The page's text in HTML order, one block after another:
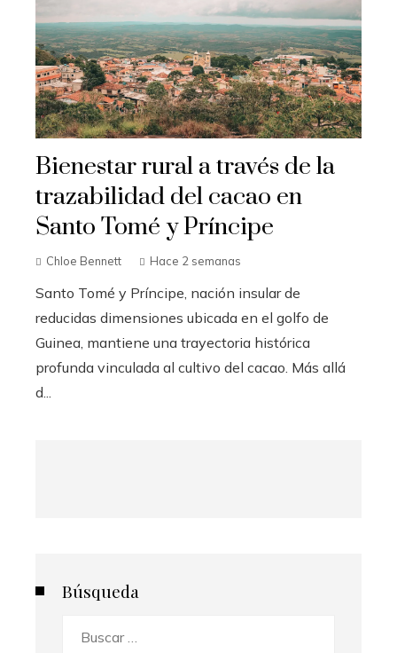
Bienestar rural a través de la
trazabilidad del cacao en
Santo Tomé y Príncipe
Chloe Bennett Hace 2 semanas
Santo Tomé y Príncipe, nación insular de
reducidas dimensiones ubicada en el golfo de
Guinea, mantiene una trayectoria histórica
profunda vinculada al cultivo del cacao. Más allá
d...
Búsqueda